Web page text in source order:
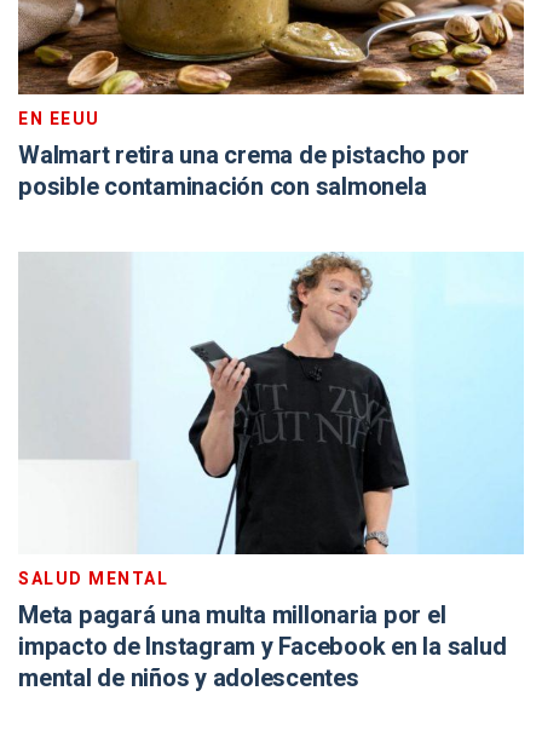
EN EEUU
Walmart retira una crema de pistacho por
posible contaminación con salmonela
SALUD MENTAL
Meta pagará una multa millonaria por el
impacto de Instagram y Facebook en la salud
mental de niños y adolescentes